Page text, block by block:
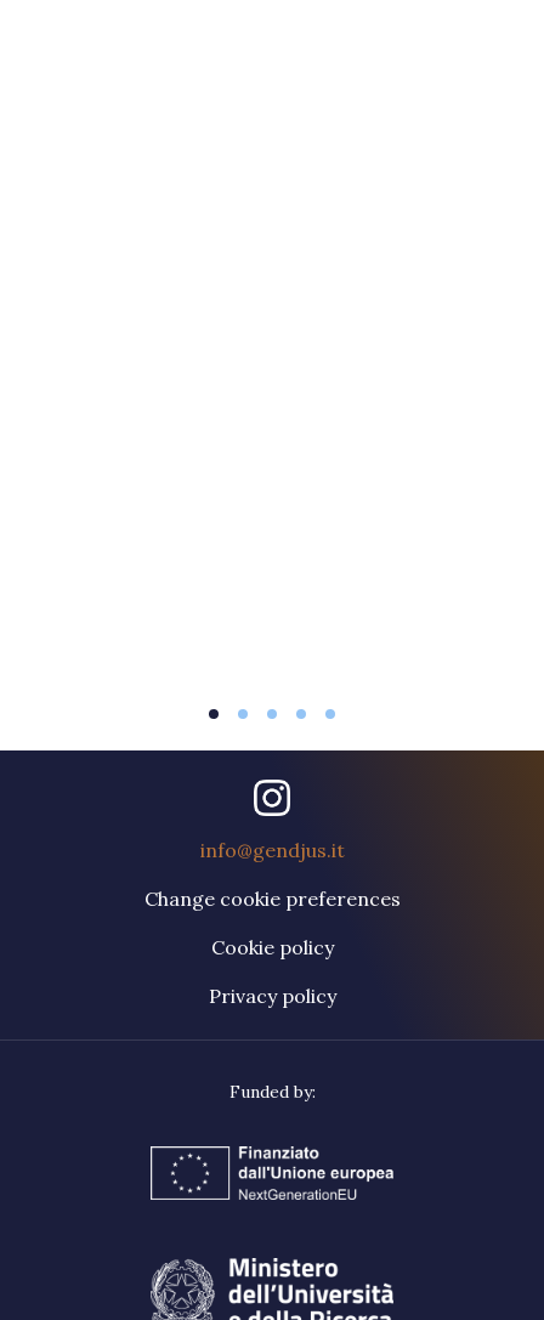
info@gendjus.it
Change cookie preferences
Cookie policy
Privacy policy